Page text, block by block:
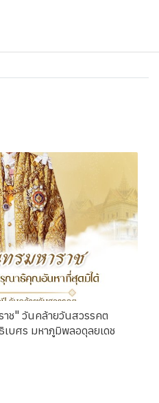
ช" วันคล้ายวันสวรรคต
บศร มหาภูมิพลอดุลยเดช